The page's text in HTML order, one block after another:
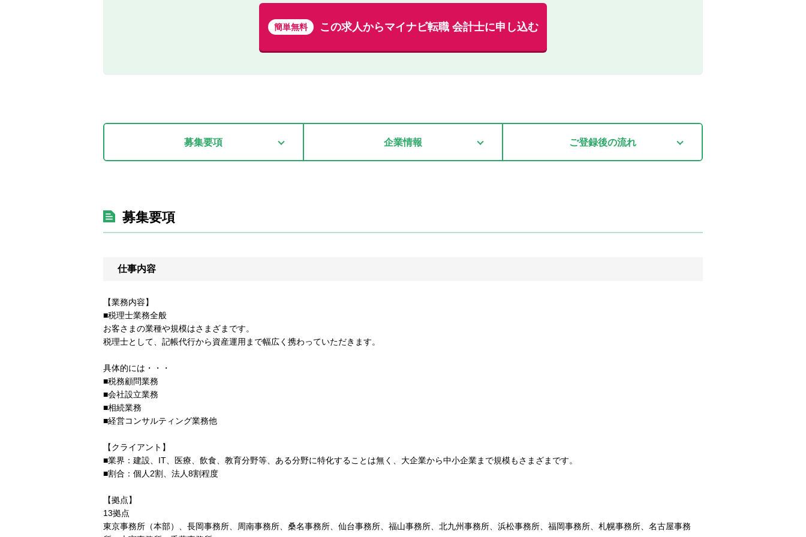
簡単無料 この求人からマイナビ転職 会計士に申し込む
募集要項 企業情報 ご登録後の流れ
募集要項
仕事内容
【業務内容】
■税理士業務全般
お客さまの業種や規模はさまざまです。
税理士として、記帳代行から資産運用まで幅広く携わっていただきます。
具体的には・・・
■税務顧問業務
■会社設立業務
■相続業務
■経営コンサルティング業務他
【クライアント】
■業界：建設、IT、医療、飲食、教育分野等、ある分野に特化することは無く、大企業から中小企業まで規模もさまざまです。
■割合：個人2割、法人8割程度
【拠点】
13拠点
東京事務所（本部）、長岡事務所、周南事務所、桑名事務所、仙台事務所、福山事務所、北九州事務所、浜松事務所、福岡事務所、札幌事務所、名古屋事務